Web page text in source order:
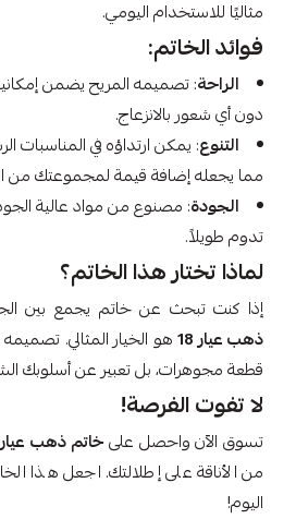
مثاليًا للاستخدام اليومي.
فوائد الخاتم:
الراحة: تصميمه المريح يضمن
دون أي شعور بالانزعاج.
التنوع: يمكن ارتداؤه في المناسبات
مما يجعله إضافة قيمة لمجموعتك من
الجودة: مصنوع من مواد عالية
تدوم طويلاً.
لماذا تختار هذا الخاتم؟
إذا كنت تبحث عن خاتم يجمع بين
ذهب عيار 18
هو الخيار المثالي.
قطعة مجوهرات، بل تعبير عن أسلوبك
لا تفوت الفرصة!
تسوق الآن واحصل علىخاتم ذهب عيار 18
من الأناقة على إطلالتك. اجعل هذا
اليوم!